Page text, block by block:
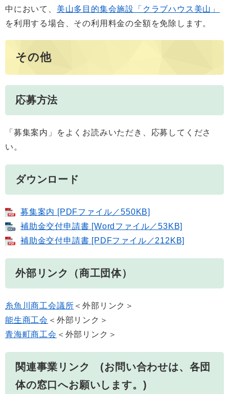
中において、 美山多目的集会施設「クラブハウス美山」
を利用する場合、その利用料金の全額を免除します。
その他
応募方法
「募集案内」をよくお読みいただき、応募してくださ
い。
ダウンロード
募集案内 [PDFファイル／550KB]
補助金交付申請書 [Wordファイル／53KB]
補助金交付申請書 [PDFファイル／212KB]
外部リンク（商工団体）
糸魚川商工会議所 ＜外部リンク＞
能生商工会 ＜外部リンク＞
青海町商工会 ＜外部リンク＞
関連事業リンク (お問い合わせは、各団
体の窓口へお願いします。)